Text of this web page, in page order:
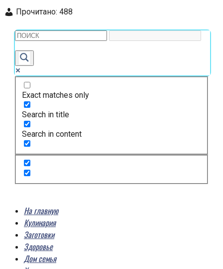
Прочитано: 488
Exact matches only
Search in title
Search in content
На главную
Кулинария
Заготовки
Здоровье
Дом семья